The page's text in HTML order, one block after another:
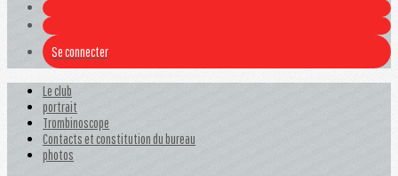
Se connecter
Le club
portrait
Trombinoscope
Contacts et constitution du bureau
photos